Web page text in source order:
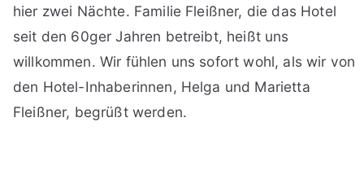
hier zwei Nächte. Familie Fleißner, die das Hotel
seit den 60ger Jahren betreibt, heißt uns
willkommen. Wir fühlen uns sofort wohl, als wir von
den Hotel-Inhaberinnen, Helga und Marietta
Fleißner, begrüßt werden.